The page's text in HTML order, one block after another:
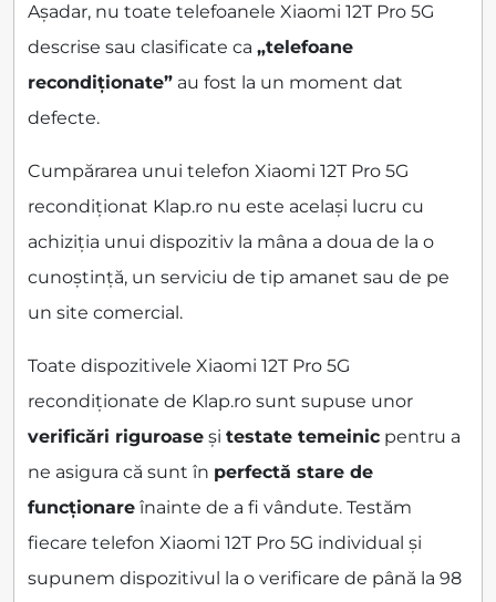
Așadar, nu toate telefoanele Xiaomi 12T Pro 5G
descrise sau clasificate ca „telefoane
recondiționate” au fost la un moment dat
defecte.
Cumpărarea unui telefon Xiaomi 12T Pro 5G
recondiționat Klap.ro nu este același lucru cu
achiziția unui dispozitiv la mâna a doua de la o
cunoștință, un serviciu de tip amanet sau de pe
un site comercial.
Toate dispozitivele Xiaomi 12T Pro 5G
recondiționate de Klap.ro sunt supuse unor
verificări riguroase și testate temeinic pentru a
ne asigura că sunt în perfectă stare de
funcționare înainte de a fi vândute. Testăm
fiecare telefon Xiaomi 12T Pro 5G individual și
supunem dispozitivul la o verificare de până la 98